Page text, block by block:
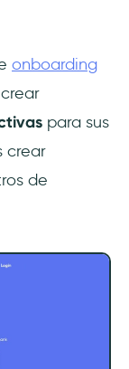
onboarding
para sus
crear
de